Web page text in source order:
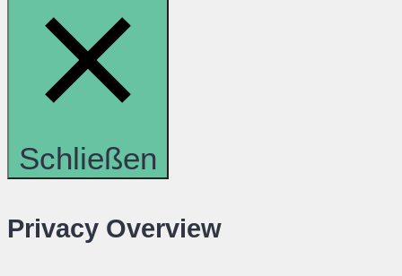
Schließen
Privacy Overview